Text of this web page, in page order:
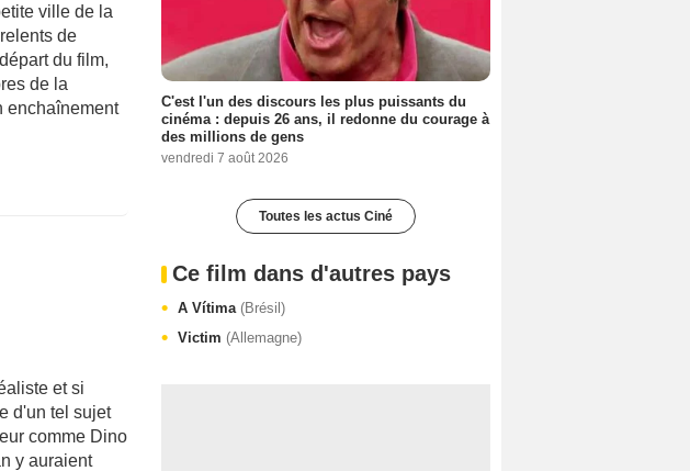
ville de la
de
du film,
de la
enchaînement
et si
d'un tel sujet
comme Dino
y auraient
C'est l'un des discours les plus puissants du
cinéma : depuis 26 ans, il redonne du courage à
des millions de gens
vendredi 7 août 2026
Toutes les actus Ciné
Ce film dans d'autres pays
A Vítima (Brésil)
Victim (Allemagne)